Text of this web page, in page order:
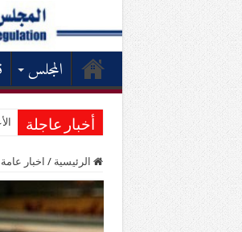
المجلس
أخبار عاجلة
الرئيسية / اخبار عامة